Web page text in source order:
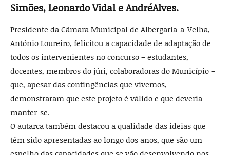
Simões, Leonardo Vidal e AndréAlves.
Presidente da Câmara Municipal de Albergaria­-a-Velha,
António Lourei­ro, felicitou a capacidade de adaptação de
todos os inter­venientes no concurso – es­tudantes,
docentes, membros do júri, colaboradoras do Município –
que, apesar das contingências que vivemos,
demonstraram que este pro­jeto é válido e que deveria
manter-se.
O autarca também desta­cou a qualidade das ideias que
têm sido apresentadas ao longo dos anos, que são um